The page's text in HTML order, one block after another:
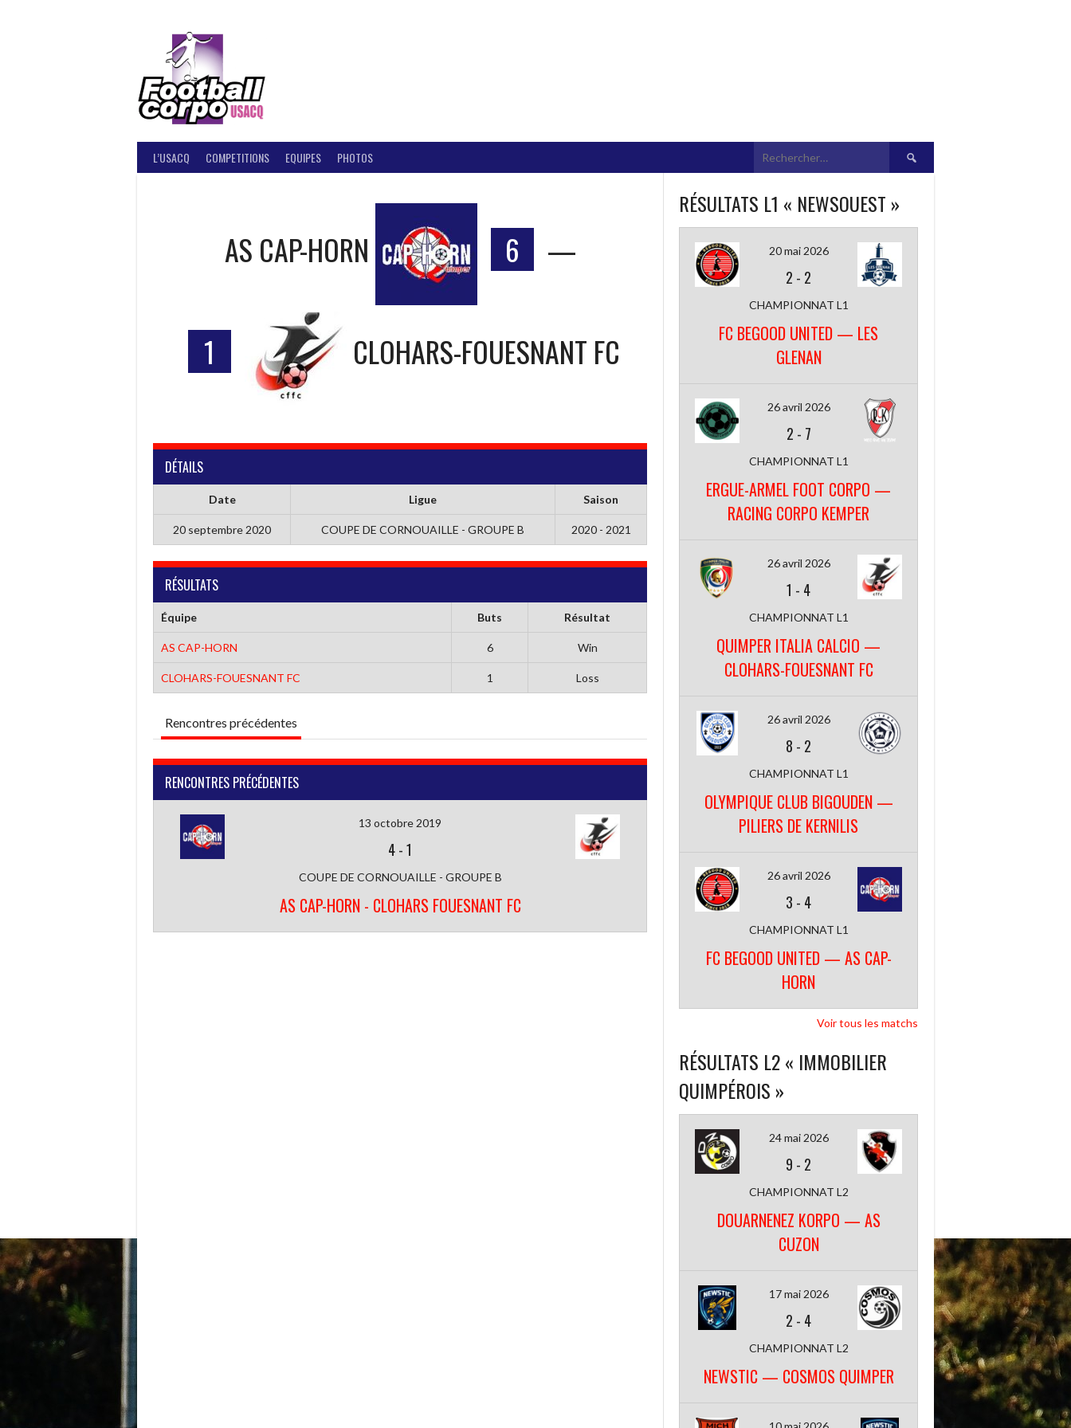
L’USACQ COMPETITIONS EQUIPES PHOTOS Rechercher :
AS CAP-HORN 6 —
1 CLOHARS-FOUESNANT FC
DÉTAILS
Date Ligue Saison
20 septembre 2020 COUPE DE CORNOUAILLE - GROUPE B 2020 - 2021
RÉSULTATS
Équipe Buts Résultat
AS CAP-HORN 6 Win
CLOHARS-FOUESNANT FC 1 Loss
Rencontres précédentes
RENCONTRES PRÉCÉDENTES
13 octobre 2019
4-1
COUPE DE CORNOUAILLE - GROUPE B
AS CAP-HORN - CLOHARS FOUESNANT FC
RÉSULTATS L1 « NEWSOUEST »
20 mai 2026
2 - 2
CHAMPIONNAT L1
FC BEGOOD UNITED — LES
GLENAN
26 avril 2026
2 - 7
CHAMPIONNAT L1
ERGUE-ARMEL FOOT CORPO —
RACING CORPO KEMPER
26 avril 2026
1 - 4
CHAMPIONNAT L1
QUIMPER ITALIA CALCIO —
CLOHARS-FOUESNANT FC
26 avril 2026
8 - 2
CHAMPIONNAT L1
OLYMPIQUE CLUB BIGOUDEN —
PILIERS DE KERNILIS
26 avril 2026
3 - 4
CHAMPIONNAT L1
FC BEGOOD UNITED — AS CAP-
HORN
Voir tous les matchs
RÉSULTATS L2 « IMMOBILIER
QUIMPÉROIS »
24 mai 2026
9 - 2
CHAMPIONNAT L2
DOUARNENEZ KORPO — AS
CUZON
17 mai 2026
2 - 4
CHAMPIONNAT L2
NEWSTIC — COSMOS QUIMPER